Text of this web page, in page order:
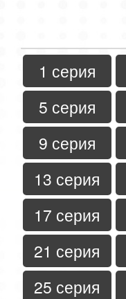
1 серия
5 серия
9 серия
13 серия
17 серия
21 серия
25 серия